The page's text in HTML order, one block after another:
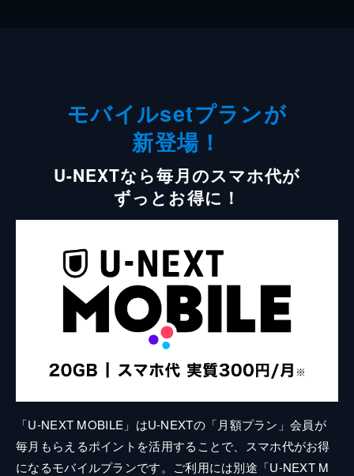
モバイルsetプランが
新登場！
U-NEXTなら毎月のスマホ代が
ずっとお得に！
「U-NEXT MOBILE」はU-NEXTの「月額プラン」会員が
毎月もらえるポイントを活用することで、スマホ代がお得
になるモバイルプランです。ご利用には別途「U-NEXT M